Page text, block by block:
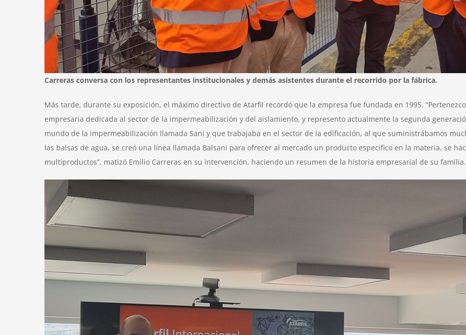
Carreras conversa con los representantes institucionales y demás asistentes durante el recorrido por la fábrica.
Más tarde, durante su exposición, el máximo directivo de Atarfil recordó que la empresa fue fundada en 1995.
empresaria dedicada al sector de la impermeabilización y del aislamiento, y represento actualmente la segunda
mundo de la impermeabilización llamada Sani y que trabajaba en el sector de la edificación, al que suministrábamos
las balsas de agua, se creó una línea llamada Balsani para ofrecer al mercado un producto específico en la materia, se
multiproductos”, matizó Emilio Carreras en su intervención, haciendo un resumen de la historia empresarial de su familia.